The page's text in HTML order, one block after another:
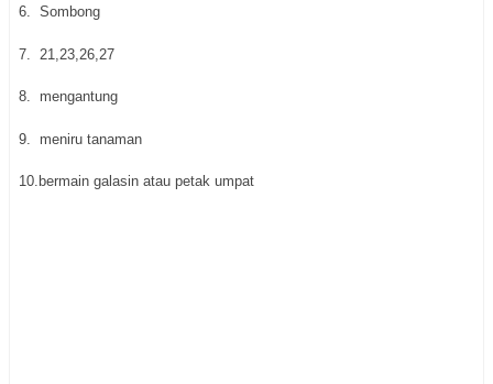
6. Sombong
7. 21,23,26,27
8. mengantung
9. meniru tanaman
10.bermain galasin atau petak umpat